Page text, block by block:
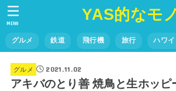
YAS的なモノ
グルメ 鉄道 飛行機 旅行 ハワイ
MENU
グルメ 2021.11.02
アキバのとり善 焼鳥と生ホッピ